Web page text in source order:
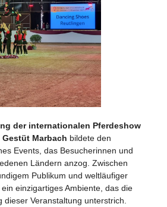
der internationalen Pferdeshow
Marbach bildete den
Events, das Besucherinnen und
Ländern anzog. Zwischen
Publikum und weltläufiger
einzigartiges Ambiente, das die
dieser Veranstaltung unterstrich.